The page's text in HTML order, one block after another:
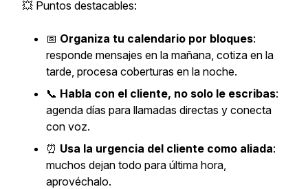
💥 Puntos destacables:
📅 Organiza tu calendario por bloques:
responde mensajes en la mañana, cotiza en la
tarde, procesa coberturas en la noche.
📞 Habla con el cliente, no solo le escribas:
agenda días para llamadas directas y conecta
con voz.
⏰ Usa la urgencia del cliente como aliada:
muchos dejan todo para última hora,
aprovéchalo.